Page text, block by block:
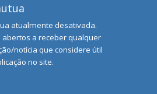
atualmente desativada.
abertos a receber qualquer
notícia que considere útil
no site.